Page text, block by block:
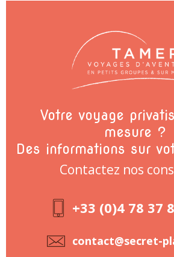
Votre voyage
mesure ?
Des informations sur
Contactez nos
+33 (0)4 78 37
contact@secret-